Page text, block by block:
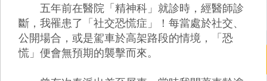
五年前在醫院「精神科」就診時，經醫師診
斷，我罹患了「社交恐慌症」！每當處於社交、
公開場合，或是駕車於高架路段的情境，「恐
慌」便會無預期的襲擊而來。